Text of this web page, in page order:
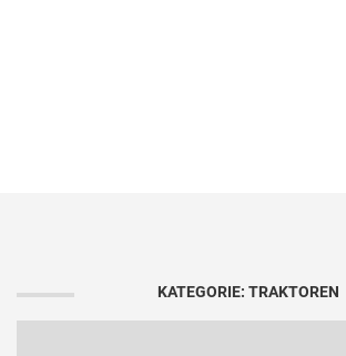
KATEGORIE: TRAKTOREN